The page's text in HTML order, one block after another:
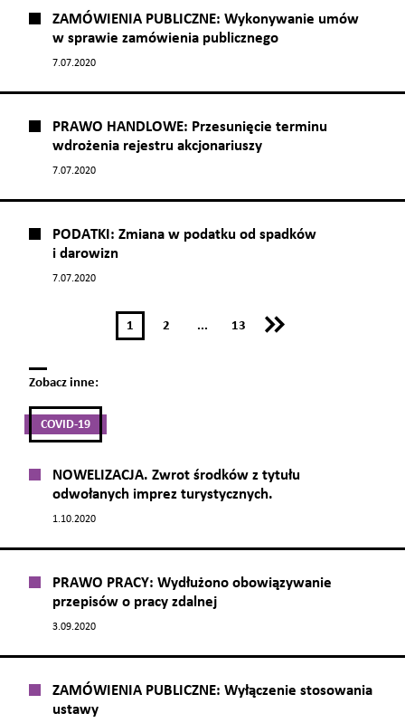
ZAMÓWIENIA PUBLICZNE: Wykonywanie umów
w sprawie zamówienia publicznego
7.07.2020
PRAWO HANDLOWE: Przesunięcie terminu
wdrożenia rejestru akcjonariuszy
7.07.2020
PODATKI: Zmiana w podatku od spadków
i darowizn
7.07.2020
1 2 ... 13
Zobacz inne:
COVID-19
NOWELIZACJA. Zwrot środków z tytułu
odwołanych imprez turystycznych.
1.10.2020
PRAWO PRACY: Wydłużono obowiązywanie
przepisów o pracy zdalnej
3.09.2020
ZAMÓWIENIA PUBLICZNE: Wyłączenie stosowania
ustawy